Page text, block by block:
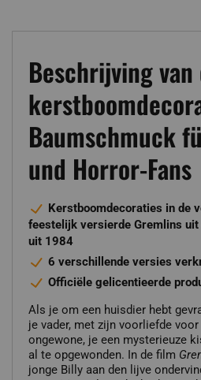
Beschrijving
Baumschmuck
und Horror-Fans
Kerstboomdecoraties in de
feestelijk versierde Gremlins
uit 1984
6 verschillende versies
Officiële gelicentieerde
Als je om een huisdier hebt
je vader, met zijn voorliefde
ongewone, je een mysterieuze
al te opgewonden. In de film
jonge Billy aan den lijve